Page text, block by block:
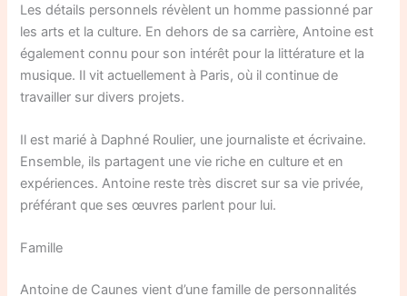
Les détails personnels révèlent un homme passionné par
les arts et la culture. En dehors de sa carrière, Antoine est
également connu pour son intérêt pour la littérature et la
musique. Il vit actuellement à Paris, où il continue de
travailler sur divers projets.
Il est marié à Daphné Roulier, une journaliste et écrivaine.
Ensemble, ils partagent une vie riche en culture et en
expériences. Antoine reste très discret sur sa vie privée,
préférant que ses œuvres parlent pour lui.
Famille
Antoine de Caunes vient d’une famille de personnalités